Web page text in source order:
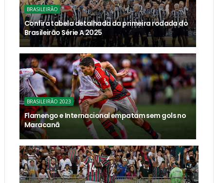
BRASILEIRÃO
Confira tabela detalhada da primeira rodada do
Brasileirão Série A 2025
BRASILEIRÃO 2023
Flamengo e Internacional empatam sem gols no
Maracanã